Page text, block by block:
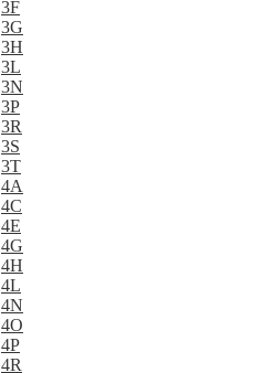
3F
3G
3H
3L
3N
3P
3R
3S
3T
4A
4C
4E
4G
4H
4L
4N
4O
4P
4R